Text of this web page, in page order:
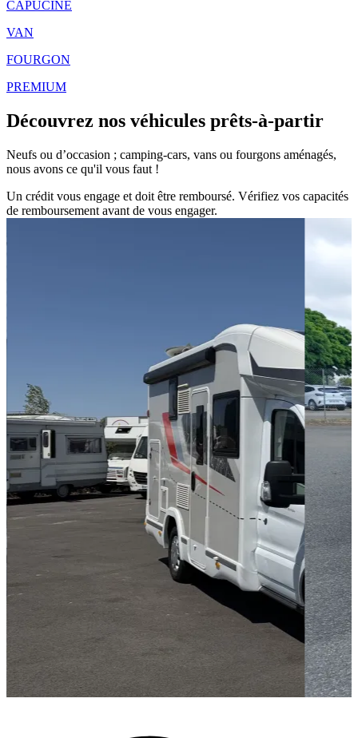
CAPUCINE
VAN
FOURGON
PREMIUM
Découvrez nos véhicules prêts-à-partir
Neufs ou d’occasion ; camping-cars, vans ou fourgons aménagés,
nous avons ce qu'il vous faut !
Un crédit vous engage et doit être remboursé. Vérifiez vos capacités
de remboursement avant de vous engager.